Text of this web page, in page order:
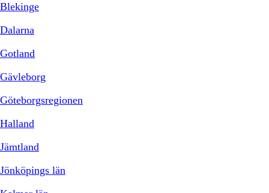
Blekinge
Dalarna
Gotland
Gävleborg
Göteborgsregionen
Halland
Jämtland
Jönköpings län